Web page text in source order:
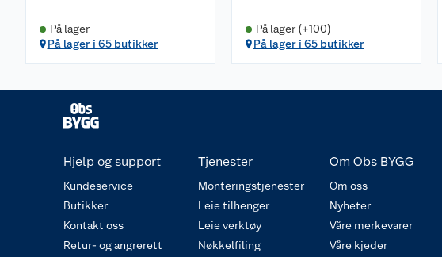
På lager
På lager i 65 butikker
På lager (+100)
På lager i 65 butikker
Hjelp og support
Kundeservice
Butikker
Kontakt oss
Retur- og angrerett
Tjenester
Monteringstjenester
Leie tilhenger
Leie verktøy
Nøkkelfiling
Om Obs BYGG
Om oss
Nyheter
Våre merkevarer
Våre kjeder